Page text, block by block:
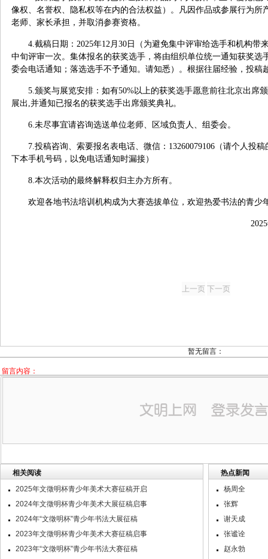
像权、名誉权、隐私权等在内的合法权益）。凡因作品或参展行为所
老师、家长承担，并取消参赛资格。
4.截稿日期： 2025年12月 30 日（为避免集中评审给选手和机构带
中旬评审一次。集体报名的获奖选手，将由组织单位统一通知获奖选
委会电话通知；落选选手不予通知。请知悉）。根据往届经验，投稿
5.颁奖与展览安排：如有50%以上的获奖选手愿意前往北京出席
展出 ,并通知已报名的获奖选手出席颁奖典礼。
6.未尽事宜请咨询选送单位老师、区域负责人、组委会。
7.投稿咨询、索要报名表电话、微信： 13260079106 （请个人投
下本手机号码，以免电话通知时漏接）
8.本次活动的最终解释权归主办方所有。
欢迎各地书法培训机构成为大赛选拔单位，欢迎热爱书法的青少
2025
暂无留言：
留言内容：
相关阅读
2025年文徵明杯青少年美术大赛征稿开启
2024年文徵明杯青少年美术大展征稿启事
2024年“文徵明杯”青少年书法大展征稿
2023年文徵明杯青少年美术大赛征稿启事
2023年“文徵明杯”青少年书法大赛征稿
热点新闻
杨周全
张辉
谢天成
张谧诠
赵永勃